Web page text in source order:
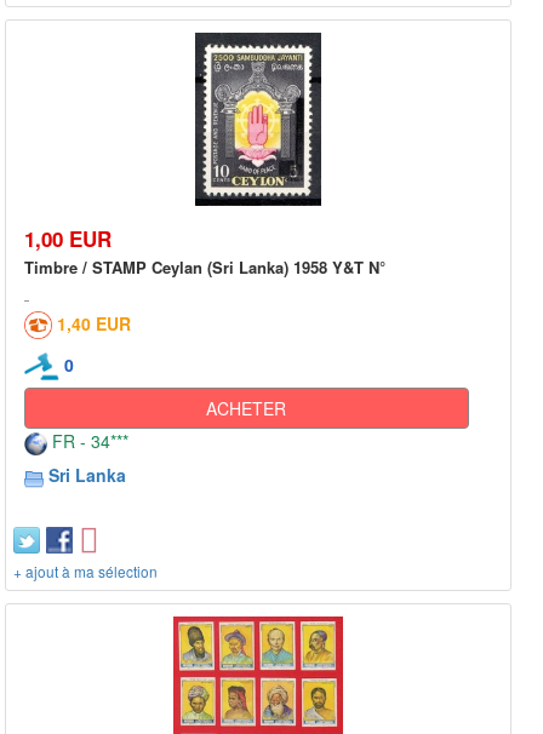
1,00 EUR
Timbre / STAMP Ceylan (Sri Lanka) 1958 Y&T N°
1,40 EUR
0
ACHETER
FR - 34***
Sri Lanka
+ ajout à ma sélection